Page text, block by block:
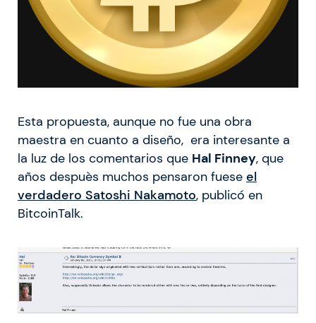
Esta propuesta, aunque no fue una obra
maestra en cuanto a diseño, era interesante a
la luz de los comentarios que Hal Finney, que
años despuès muchos pensaron fuese el
verdadero Satoshi Nakamoto, publicó en
BitcoinTalk.